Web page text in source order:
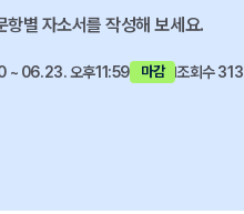
항별 자소서를 작성해 보세요.
~ 06.23. 오후11:59 마감 조회수 313